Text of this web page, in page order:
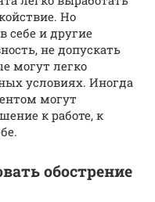
Но
себе и другие
не допускать
могут легко
условиях. Иногда
могут
к работе, к
обострение